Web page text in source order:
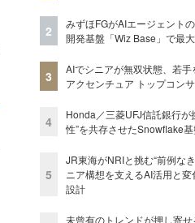
2
みずほFGがAIエージェント
開発基盤「Wiz Base」で最
3
AIでシニアが無双状態、若手
アクセンチュア トップコン
4
Honda／三菱UFJ信託銀行が
性”を共存させたSnowflake
5
JR東海がNRIと挑む“前例な
ニア構想を支えるAI活用と
設計
未曾有のトレンドが押し寄